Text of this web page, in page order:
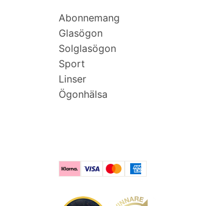
Abonnemang
Glasögon
Solglasögon
Sport
Linser
Ögonhälsa
KlarnaVisa MastercardAmerican Express